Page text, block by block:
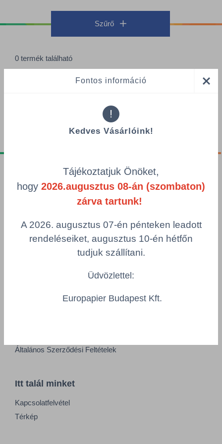
Szűrő
0 termék található
Tájékoztatók
Adatvédelmi nyilatkozat
Adatkezelési tájékoztató
Alapvető munkaügyi szabályok
Visszaélés-bejelentés
Információk
Általános Szerződési Feltételek
Itt talál minket
Kapcsolatfelvétel
Térkép
Fontos információ
!
Kedves Vásárlóink!
Tájékoztatjuk Önöket,
hogy 2026.augusztus 08-án (szombaton)
zárva tartunk!
A 2026. augusztus 07-én pénteken leadott
rendeléseiket, augusztus 10-én hétfőn
tudjuk szállítani.
Üdvözlettel:
Europapier Budapest Kft.